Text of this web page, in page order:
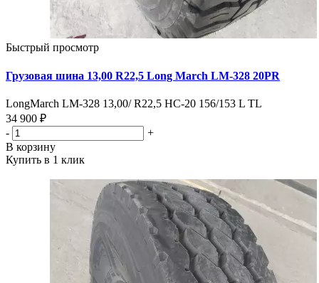
Быстрый просмотр
Грузовая шина 13,00 R22,5 Long March LM-328 20PR
LongMarch LM-328 13,00/ R22,5 HC-20 156/153 L TL
34 900 ₽
-
+
В корзину
Купить в 1 клик